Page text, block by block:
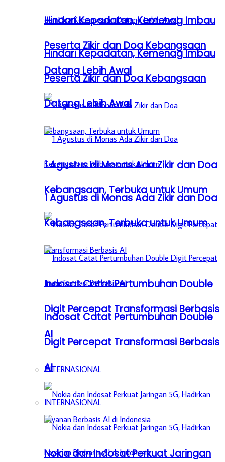
Hindari Kepadatan, Kemenag Imbau
Peserta Zikir dan Doa Kebangsaan
Datang Lebih Awal
1 Agustus di Monas Ada Zikir dan Doa
Kebangsaan, Terbuka untuk Umum
Indosat Catat Pertumbuhan Double
Digit Percepat Transformasi Berbasis
AI
INTERNASIONAL
Nokia dan Indosat Perkuat Jaringan
Hindari Kepadatan, Kemenag Imbau
Peserta Zikir dan Doa Kebangsaan
Datang Lebih Awal
1 Agustus di Monas Ada Zikir dan Doa
Kebangsaan, Terbuka untuk Umum
Indosat Catat Pertumbuhan Double
Digit Percepat Transformasi Berbasis
AI
INTERNASIONAL